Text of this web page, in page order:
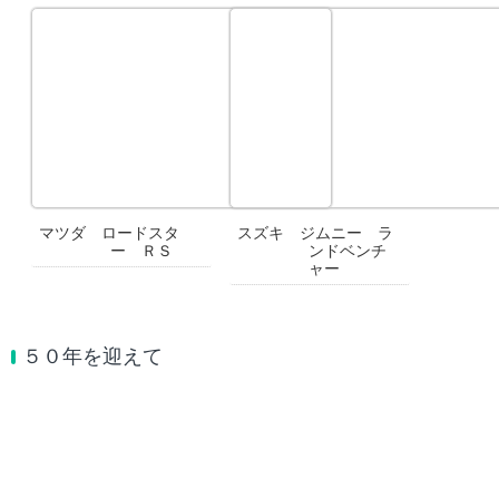
マツダ ロードスタ
ー ＲＳ
スズキ ジムニー ラ
ンドベンチ
ャー
５０年を迎えて